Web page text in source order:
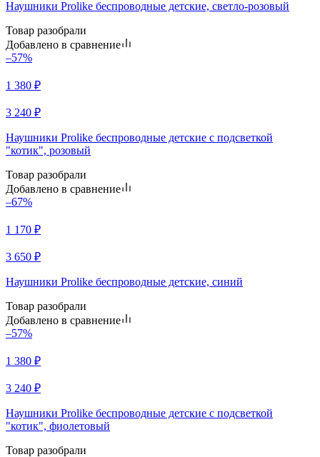
Наушники Prolike беспроводные детские, светло-розовый
Товар разобрали
Добавлено в сравнение
–57%
1 380 ₽
3 240 ₽
Наушники Prolike беспроводные детские с подсветкой
"котик", розовый
Товар разобрали
Добавлено в сравнение
–67%
1 170 ₽
3 650 ₽
Наушники Prolike беспроводные детские, синий
Товар разобрали
Добавлено в сравнение
–57%
1 380 ₽
3 240 ₽
Наушники Prolike беспроводные детские с подсветкой
"котик", фиолетовый
Товар разобрали